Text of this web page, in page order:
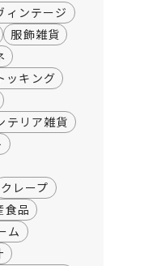
ィンテージ
服飾雑貨
ッキング
テリア雑貨
クレープ
食品
ム